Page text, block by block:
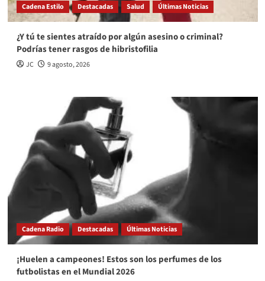
Cadena Estilo Destacadas Salud Últimas Noticias
¿Y tú te sientes atraído por algún asesino o criminal?
Podrías tener rasgos de hibristofilia
JC 9 agosto, 2026
Cadena Radio Destacadas Últimas Noticias
¡Huelen a campeones! Estos son los perfumes de los
futbolistas en el Mundial 2026